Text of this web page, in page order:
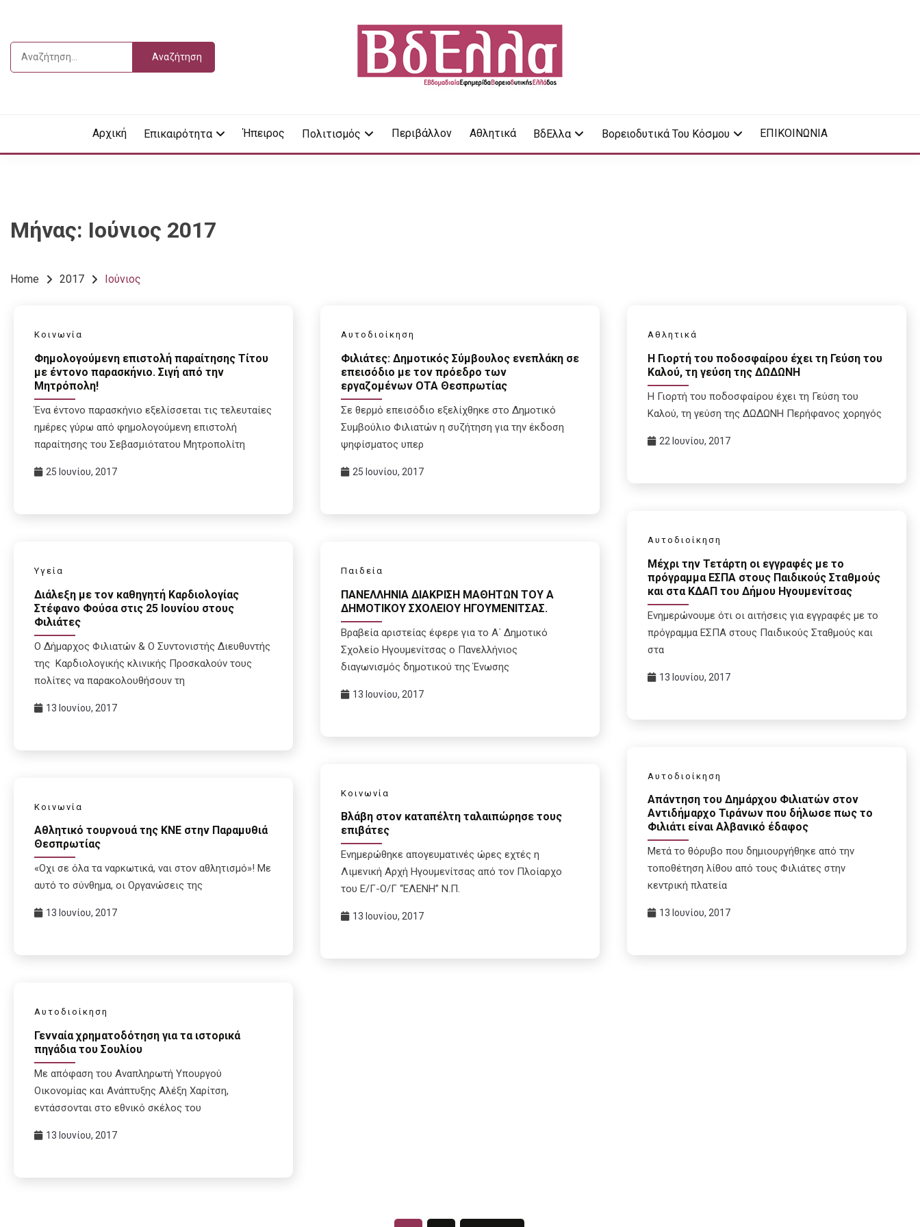
content
Αναζήτηση
Αρχική Επικαιρότητα Ήπειρος Πολιτισμός Περιβάλλον Αθλητικά ΒδΕλλα Βορειοδυτικά Του Κόσμου ΕΠΙΚΟΙΝΩΝΙΑ
Μήνας: Ιούνιος 2017
Home 2017 Ιούνιος
Κοινωνία
Φημολογούμενη επιστολή παραίτησης Τίτου
με έντονο παρασκήνιο. Σιγή από την
Μητρόπολη!
Ένα έντονο παρασκήνιο εξελίσσεται τις τελευταίες
ημέρες γύρω από φημολογούμενη επιστολή
παραίτησης του Σεβασμιότατου Μητροπολίτη
25 Ιουνίου, 2017
Αυτοδιοίκηση
Φιλιάτες: Δημοτικός Σύμβουλος ενεπλάκη σε
επεισόδιο με τον πρόεδρο των
εργαζομένων ΟΤΑ Θεσπρωτίας
Σε θερμό επεισόδιο εξελίχθηκε στο Δημοτικό
Συμβούλιο Φιλιατών η συζήτηση για την έκδοση
ψηφίσματος υπερ
25 Ιουνίου, 2017
Αθλητικά
H Γιορτή του ποδοσφαίρου έχει τη Γεύση του
Καλού, τη γεύση της ΔΩΔΩΝΗ
H Γιορτή του ποδοσφαίρου έχει τη Γεύση του
Καλού, τη γεύση της ΔΩΔΩΝΗ Περήφανος χορηγός
22 Ιουνίου, 2017
Αυτοδιοίκηση
Μέχρι την Τετάρτη οι εγγραφές με το
πρόγραμμα ΕΣΠΑ στους Παιδικούς Σταθμούς
και στα ΚΔΑΠ του Δήμου Ηγουμενίτσας
Ενημερώνουμε ότι οι αιτήσεις για εγγραφές με το
πρόγραμμα ΕΣΠΑ στους Παιδικούς Σταθμούς και
στα
13 Ιουνίου, 2017
Υγεία
Διάλεξη με τον καθηγητή Καρδιολογίας
Στέφανο Φούσα στις 25 Ιουνίου στους
Φιλιάτες
Ο Δήμαρχος Φιλιατών & Ο Συντονιστής Διευθυντής
της Καρδιολογικής κλινικής Προσκαλούν τους
πολίτες να παρακολουθήσουν τη
13 Ιουνίου, 2017
Παιδεία
ΠΑΝΕΛΛΗΝΙΑ ΔΙΑΚΡΙΣΗ ΜΑΘΗΤΩΝ ΤΟΥ Α
ΔΗΜΟΤΙΚΟΥ ΣΧΟΛΕΙΟΥ ΗΓΟΥΜΕΝΙΤΣΑΣ.
Βραβεία αριστείας έφερε για το Α΄ Δημοτικό
Σχολείο Ηγουμενίτσας ο Πανελλήνιος
διαγωνισμός δημοτικού της Ένωσης
13 Ιουνίου, 2017
Αυτοδιοίκηση
Απάντηση του Δημάρχου Φιλιατών στον
Αντιδήμαρχο Τιράνων που δήλωσε πως το
Φιλιάτι είναι Αλβανικό έδαφος
Μετά το θόρυβο που δημιουργήθηκε από την
τοποθέτηση λίθου από τους Φιλιάτες στην
κεντρική πλατεία
13 Ιουνίου, 2017
Κοινωνία
Βλάβη στον καταπέλτη ταλαιπώρησε τους
επιβάτες
Ενημερώθηκε απογευματινές ώρες εχτές η
Λιμενική Αρχή Ηγουμενίτσας από τον Πλοίαρχο
του Ε/Γ-Ο/Γ “ΕΛΕΝΗ” Ν.Π.
13 Ιουνίου, 2017
Κοινωνία
Αθλητικό τουρνουά της ΚΝΕ στην Παραμυθιά
Θεσπρωτίας
«Οχι σε όλα τα ναρκωτικά, ναι στον αθλητισμό»! Με
αυτό το σύνθημα, οι Οργανώσεις της
13 Ιουνίου, 2017
Αυτοδιοίκηση
Γενναία χρηματοδότηση για τα ιστορικά
πηγάδια του Σουλίου
Με απόφαση του Αναπληρωτή Υπουργού
Οικονομίας και Ανάπτυξης Αλέξη Χαρίτση,
εντάσσονται στο εθνικό σκέλος του
13 Ιουνίου, 2017